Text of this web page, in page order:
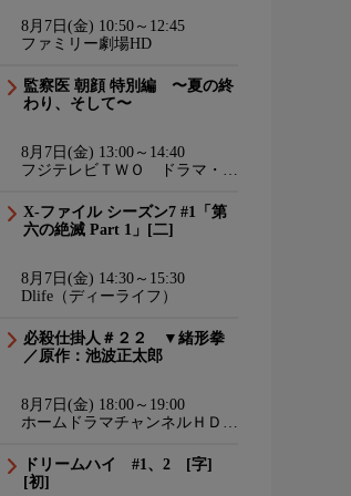
8月7日(金) 10:50～12:45
ファミリー劇場HD
監察医 朝顔 特別編 〜夏の終
わり、そして〜
8月7日(金) 13:00～14:40
フジテレビＴＷＯ ドラマ・ア
X-ファイル シーズン7 #1「第
六の絶滅 Part 1」[二]
8月7日(金) 14:30～15:30
Dlife（ディーライフ）
必殺仕掛人＃２２ ▼緒形拳
／原作：池波正太郎
8月7日(金) 18:00～19:00
ホームドラマチャンネルＨＤ
ドリームハイ #1、2 [字]
[初]